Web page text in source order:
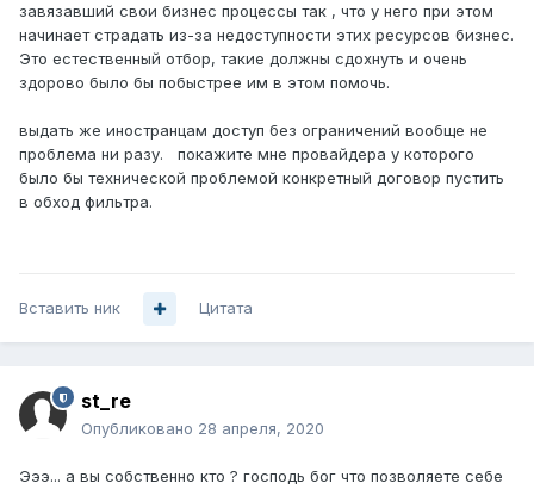
завязавший свои бизнес процессы так , что у него при этом
начинает страдать из-за недоступности этих ресурсов бизнес.
Это естественный отбор, такие должны сдохнуть и очень
здорово было бы побыстрее им в этом помочь.
выдать же иностранцам доступ без ограничений вообще не
проблема ни разу. покажите мне провайдера у которого
было бы технической проблемой конкретный договор пустить
в обход фильтра.
Вставить ник Цитата
st_re
Опубликовано 28 апреля, 2020
Эээ... а вы собственно кто ? господь бог что позволяете себе